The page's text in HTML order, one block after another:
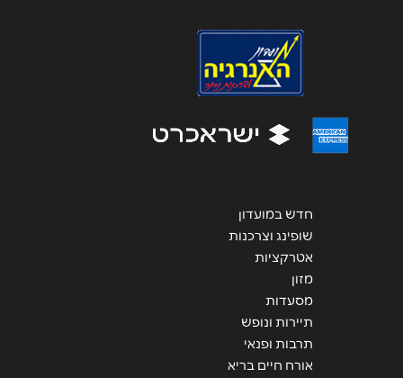
*
חדש במועדון
שופינג וצרכנות
אטרקציות
מזון
מסעדות
תיירות ונופש
תרבות ופנאי
אורח חיים בריא